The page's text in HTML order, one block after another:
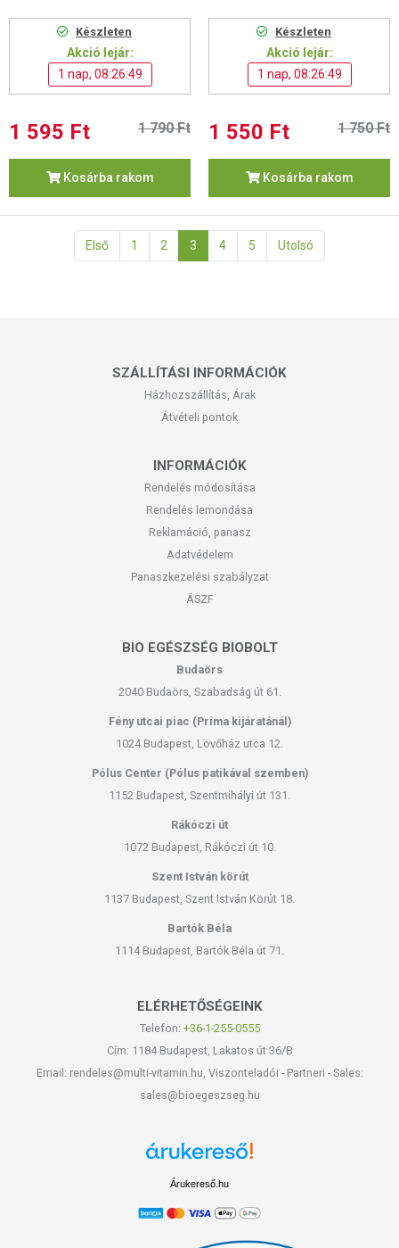
Készleten
Akció lejár:
1 nap, 08:26:48
1 595 Ft 1 790 Ft
Kosárba rakom
Készleten
Akció lejár:
1 nap, 08:26:48
1 550 Ft 1 750 Ft
Kosárba rakom
Első 1 2 3 4 5 Utolsó
SZÁLLÍTÁSI INFORMÁCIÓK
Házhozszállítás, Árak
Átvételi pontok
INFORMÁCIÓK
Rendelés módosítása
Rendelés lemondása
Reklamáció, panasz
Adatvédelem
Panaszkezelési szabályzat
ÁSZF
BIO EGÉSZSÉG BIOBOLT
Budaörs
2040 Budaörs, Szabadság út 61.
Fény utcai piac (Príma kijáratánál)
1024 Budapest, Lövőház utca 12.
Pólus Center (Pólus patikával szemben)
1152 Budapest, Szentmihályi út 131.
Rákóczi út
1072 Budapest, Rákóczi út 10.
Szent István körút
1137 Budapest, Szent István Körút 18.
Bartók Béla
1114 Budapest, Bartók Béla út 71.
ELÉRHETŐSÉGEINK
Telefon: +36-1-255-0555
Cím: 1184 Budapest, Lakatos út 36/B
Email: rendeles@multi-vitamin.hu, Viszonteladói - Partneri - Sales:
sales@bioegeszseg.hu
Árukereső.hu